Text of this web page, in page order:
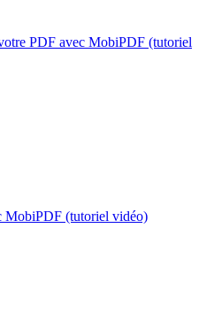
PDF avec MobiPDF (tutoriel
MobiPDF (tutoriel vidéo)